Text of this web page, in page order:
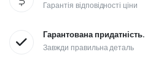
Гарантія відповідності ціни
Гарантована придатність.
Завжди правильна деталь